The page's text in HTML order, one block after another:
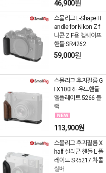
46,900원
스몰리그 L-Shape H
andle for Nikon Z f
니콘 Z F용 엘쉐이프
핸들 SR4262
59,000원
스몰리그 후지필름 G
FX100RF 우드핸들
엘플레이트 5266 블
랙
113,900원
스몰리그 후지필름 X
half 실리콘 핸들 L 플
레이트 SR5217 챠콜
실버